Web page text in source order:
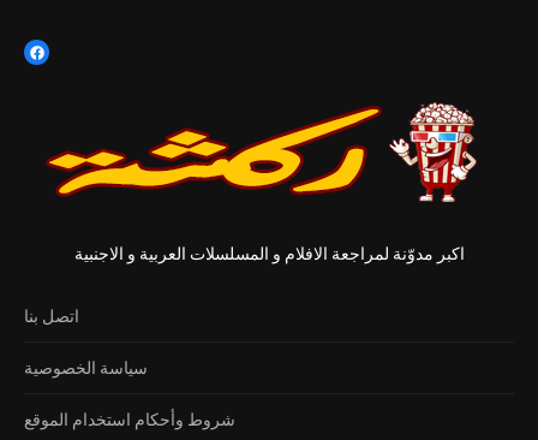
اكبر مدوّنة لمراجعة الافلام و المسلسلات العربية و الاجنبية
اتصل بنا
سياسة الخصوصية
شروط وأحكام استخدام الموقع